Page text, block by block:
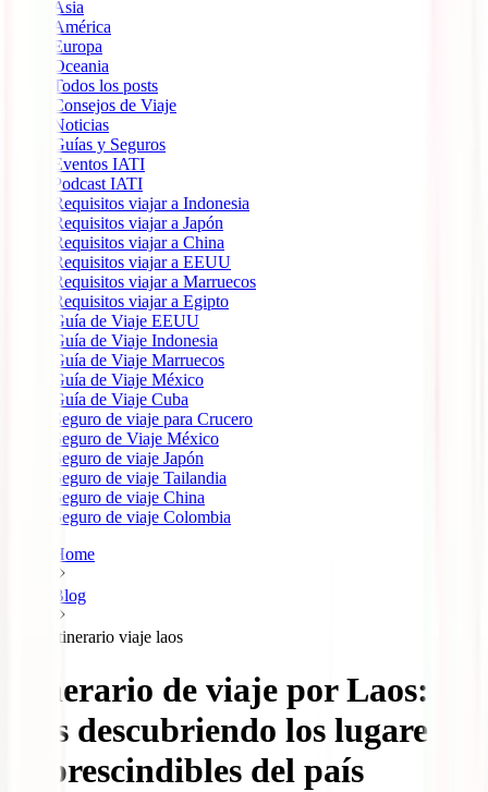
Ásia
América
Europa
Oceania
Todos los posts
Consejos de Viaje
Noticias
Guías y Seguros
Eventos IATI
Podcast IATI
Requisitos viajar a Indonesia
Requisitos viajar a Japón
Requisitos viajar a China
Requisitos viajar a EEUU
Requisitos viajar a Marruecos
Requisitos viajar a Egipto
Guía de Viaje EEUU
Guía de Viaje Indonesia
Guía de Viaje Marruecos
Guía de Viaje México
Guía de Viaje Cuba
Seguro de viaje para Crucero
Seguro de Viaje México
Seguro de viaje Japón
Seguro de viaje Tailandia
Seguro de viaje China
Seguro de viaje Colombia
Home
Blog
Itinerario viaje laos
Itinerario de viaje por Laos: 15
días descubriendo los lugares
imprescindibles del país